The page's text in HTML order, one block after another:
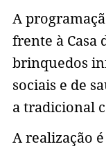
A
frente à Casa
brinquedos
sociais e de
a tradicional
A realização